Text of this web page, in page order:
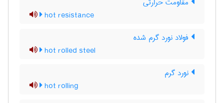
hot resistance
فولاد نورد گرم شده
hot rolled steel
نورد گرم
hot rolling